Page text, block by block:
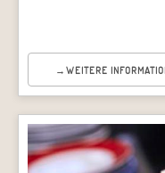
WEITERE